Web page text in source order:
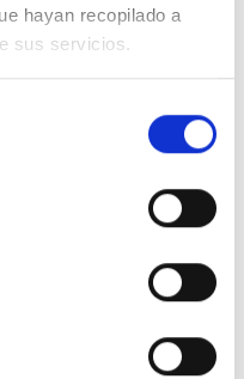
hayan recopilado a
sus servicios.
gris